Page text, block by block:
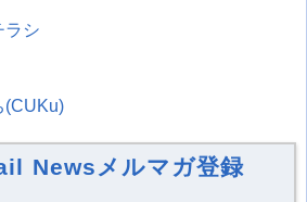
ラシ
(CUKu)
Newsメルマガ登録